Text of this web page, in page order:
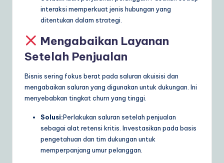
interaksi memperkuat jenis hubungan yang
ditentukan dalam strategi.
Mengabaikan Layanan
Setelah Penjualan
Bisnis sering fokus berat pada saluran akuisisi dan
mengabaikan saluran yang digunakan untuk dukungan. Ini
menyebabkan tingkat churn yang tinggi.
Solusi:Perlakukan saluran setelah penjualan
sebagai alat retensi kritis. Investasikan pada basis
pengetahuan dan tim dukungan untuk
memperpanjang umur pelanggan.